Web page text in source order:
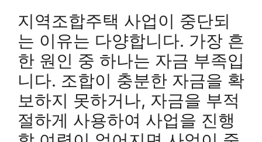
지역조합주택 사업이 중단되
는 이유는 다양합니다. 가장 흔
한 원인 중 하나는 자금 부족입
니다. 조합이 충분한 자금을 확
보하지 못하거나, 자금을 부적
절하게 사용하여 사업을 진행